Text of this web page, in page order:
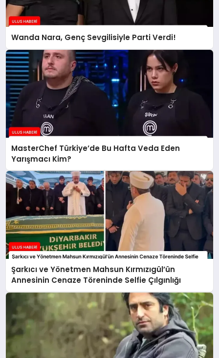
Wanda Nara, Genç Sevgilisiyle Parti Verdi!
MasterChef Türkiye’de Bu Hafta Veda Eden
Yarışmacı Kim?
Şarkıcı ve Yönetmen Mahsun Kırmızıgül’ün
Annesinin Cenaze Töreninde Selfie Çılgınlığı